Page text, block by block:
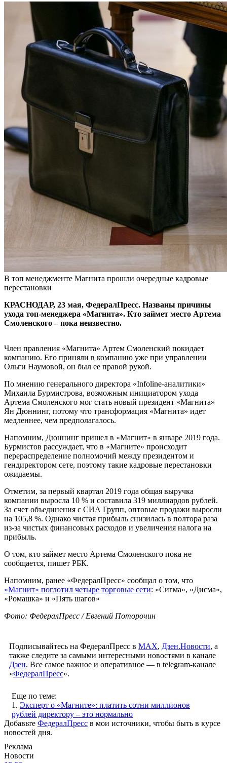
В топ менеджменте Магнита прошли очередные кадровые
перестановки
КРАСНОДАР, 23 мая, ФедералПресс. Названы причины
ухода топ-менеджера «Магнита». Кто займет место Артема
Смоленского – пока неизвестно.
Член правления «Магнита» Артем Смоленский покидает
компанию. Его приняли в компанию уже при управлении
Ольги Наумовой, он был ее правой рукой.
По мнению генерального директора «Infoline-аналитики»
Михаила Бурмистрова, возможным инициатором ухода
Артема Смоленского мог стать новый президент «Магнита»
Ян Дюннинг, потому что трансформация «Магнита» идет
медленнее, чем предполагалось.
Напомним, Дюннинг пришел в «Магнит» в январе 2019 года.
Бурмистов рассуждает, что в «Магните» происходит
перераспределение полномочий между президентом и
гендиректором сете, поэтому такие кадровые перестановки
ожидаемы.
Отметим, за первый квартал 2019 года общая выручка
компании выросла 10 % и составила 319 миллиардов рублей.
За счет объединения с СИА Групп, оптовые продажи выросли
на 105,8 %. Однако чистая прибыль снизилась в полтора раза
из-за чистых финансовых расходов и увеличения налога на
прибыль.
О том, кто займет место Артема Смоленского пока не
сообщается, пишет РБК.
Напомним, ранее «ФедералПресс» сообщал о том, что
«Магнит» поглотил четыре торговые сети: «Сигма», «Дисма»,
«Ромашка» и «Пять шагов»
Фото: ФедералПресс / Евгений Поторочин
Подписывайтесь на ФедералПресс в МАХ, Дзен.Новости, а
также следите за самыми интересными новостями в канале
Дзен. Все самое важное и оперативное — в telegram-канале
«ФедералПресс».
Еще по теме:
1. Эксперт о «Магните»: платить сотни миллионов
рублей директору – это нормально
Добавьте ФедералПресс в мои источники, чтобы быть в курсе
новостей дня.
Реклама
Новости